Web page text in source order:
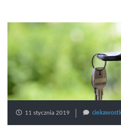
11 stycznia 2019